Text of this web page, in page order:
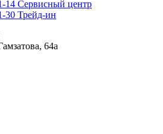
14 Сервисный центр
30 Трейд-ин
64а